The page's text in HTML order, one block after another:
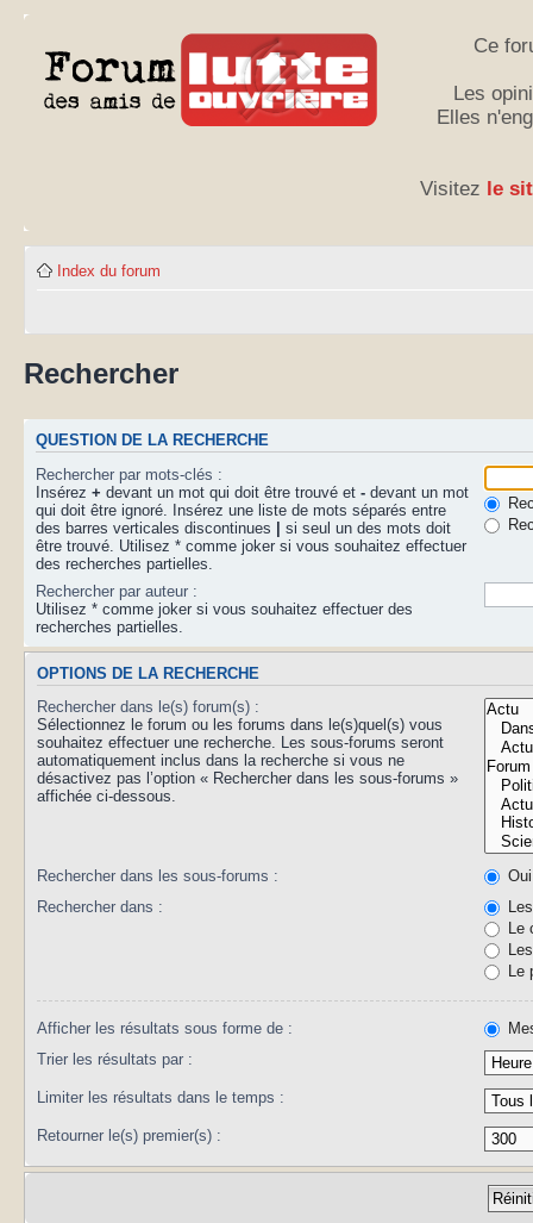
Ce
Les
Elles
Visitez le
Index du forum
Rechercher
QUESTION DE LA RECHERCHE
Rechercher par mots-clés :
Insérez + devant un mot qui doit être trouvé et - devant un mot
qui doit être ignoré. Insérez une liste de mots séparés entre
des barres verticales discontinues
si seul un des mots doit
être trouvé. Utilisez * comme joker si vous souhaitez effectuer
des recherches partielles.
Rechercher par auteur :
Utilisez * comme joker si vous souhaitez effectuer des
recherches partielles.
OPTIONS DE LA RECHERCHE
Rechercher dans le(s) forum(s) :
Sélectionnez le forum ou les forums dans le(s)quel(s) vous
souhaitez effectuer une recherche. Les sous-forums seront
automatiquement inclus dans la recherche si vous ne
désactivez pas l’option « Rechercher dans les sous-forums »
affichée ci-dessous.
Rechercher dans les sous-forums :
Oui
Rechercher dans :
Le
Le
Afficher les résultats sous forme de :
Trier les résultats par :
Limiter les résultats dans le temps :
Retourner le(s) premier(s) :